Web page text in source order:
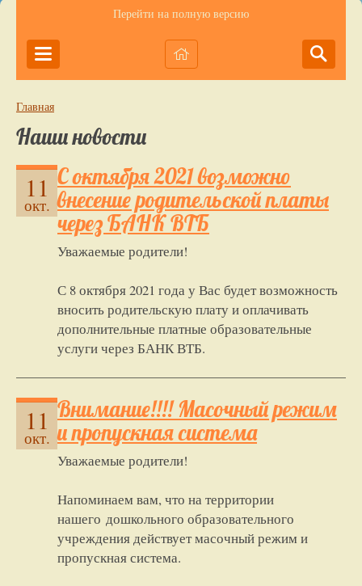
Перейти на полную версию
Главная
Наши новости
11
окт.
С октября 2021 возможно
внесение родительской платы
через БАНК ВТБ
Уважаемые родители!
С 8 октября 2021 года у Вас будет возможность
вносить родительскую плату и оплачивать
дополнительные платные образовательные
услуги через БАНК ВТБ.
11
окт.
Внимание!!!! Масочный режим
и пропускная система
Уважаемые родители!
Напоминаем вам, что на территории
нашего дошкольного образовательного
учреждения действует масочный режим и
пропускная система.